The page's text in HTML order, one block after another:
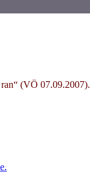
(VÖ 07.09.2007).